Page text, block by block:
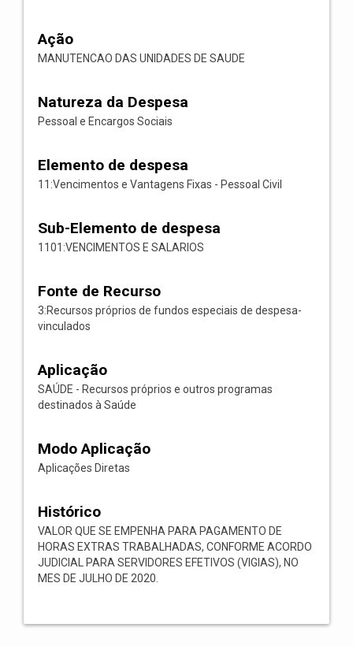
Ação
MANUTENCAO DAS UNIDADES DE SAUDE
Natureza da Despesa
Pessoal e Encargos Sociais
Elemento de despesa
11:Vencimentos e Vantagens Fixas - Pessoal Civil
Sub-Elemento de despesa
1101:VENCIMENTOS E SALARIOS
Fonte de Recurso
3:Recursos próprios de fundos especiais de despesa-
vinculados
Aplicação
SAÚDE - Recursos próprios e outros programas
destinados à Saúde
Modo Aplicação
Aplicações Diretas
Histórico
VALOR QUE SE EMPENHA PARA PAGAMENTO DE
HORAS EXTRAS TRABALHADAS, CONFORME ACORDO
JUDICIAL PARA SERVIDORES EFETIVOS (VIGIAS), NO
MES DE JULHO DE 2020.